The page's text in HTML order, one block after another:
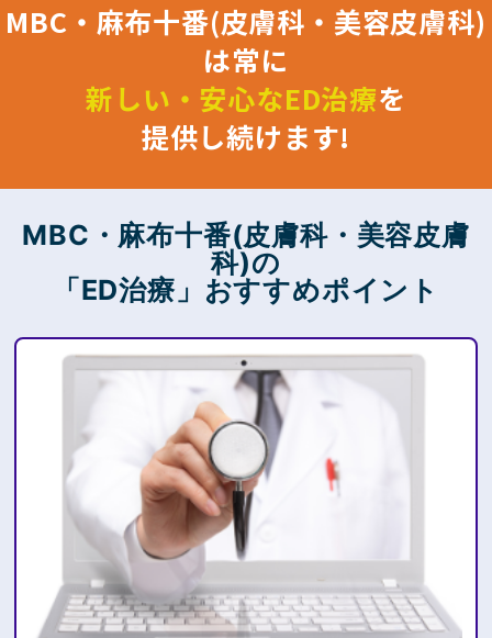
MBC・麻布十番(皮膚科・美容皮膚科)
は常に
新しい・安心なED治療を
提供し続けます!
MBC・麻布十番(皮膚科・美容皮膚
科)の
「ED治療」おすすめポイント